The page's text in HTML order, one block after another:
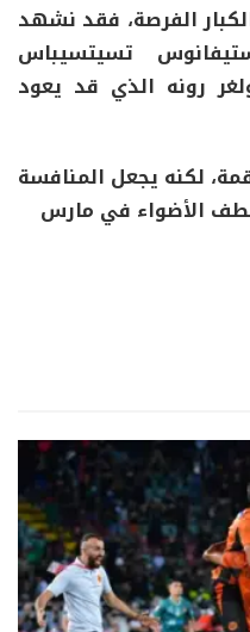
الفرصة، فقد نشهد
تسيتسيباس
رونه الذي قد يعود
لكنه يجعل المنافسة
الأضواء في مارس